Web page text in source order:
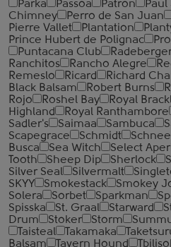
Parka
Passoa Patron
Chimney
Perro de San Juan
Pierre Vallet
Plantation
Prince Hubert de Polignac
Puntacana Club
Ranchitos
Rancho Alegre
Remeslo
Ricard Richard
Black Balsam
Robert Burns
Rojo
Roshel Bay Royal
Highland
Royal Ranthambore
Sadler's
Saimaa Sambuca
Scapegrace
Schmidt
Busca
Sea Witch Select
Tooth
Sheep Dip Sherlock
Silver Seal
Silvermalt
SKYY
Smokestack Smokey
Solera
Sorbet Sparkman
Spisska
St. Graal Starward
Drum
Stoker Storm
Taisteal
Takamaka
Balsam
Tavern Hound